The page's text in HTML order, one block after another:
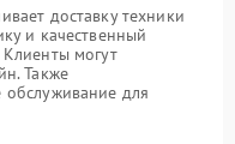
доставку техники
и качественный
могут
Также
обслуживание для